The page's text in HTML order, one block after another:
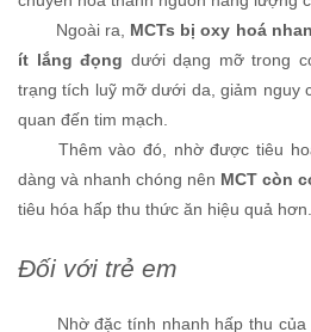
Ngoài ra, MCTs bị oxy hoá
ít lắng đọng dưới dạng mỡ trong
trạng tích luỹ mỡ dưới da, giảm nguy
quan đến tim mạch.
Thêm vào đó, nhờ được tiêu
dàng và nhanh chóng nên MCT còn
tiêu hóa hấp thu thức ăn hiệu quả hơn.
Đối với trẻ em
Nhờ đặc tính nhanh hấp thu